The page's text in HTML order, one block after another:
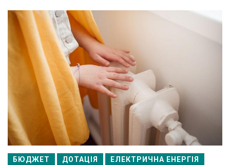
БЮДЖЕТ ДОТАЦІЯ ЕЛЕКТРИЧНА ЕНЕРГІЯ